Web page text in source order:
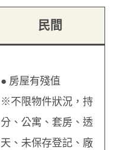
民間
● 房屋有殘值
※不限物件狀況，持
分、公寓、套房、透
天、未保存登記、廠